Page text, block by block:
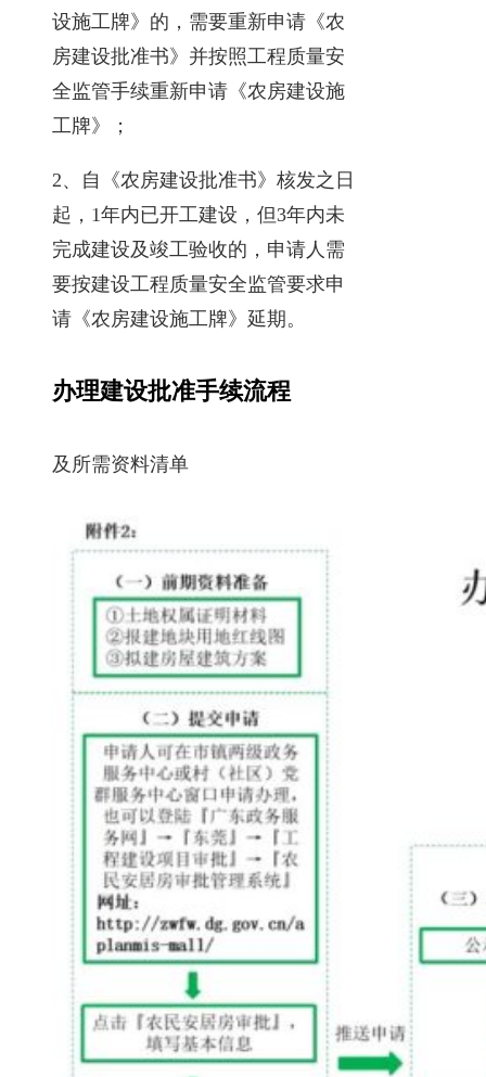
设施工牌》的，需要重新申请《农
房建设批准书》并按照工程质量安
全监管手续重新申请《农房建设施
工牌》；
2、自《农房建设批准书》核发之日
起，1年内已开工建设，但3年内未
完成建设及竣工验收的，申请人需
要按建设工程质量安全监管要求申
请《农房建设施工牌》延期。
办理建设批准手续流程
及所需资料清单